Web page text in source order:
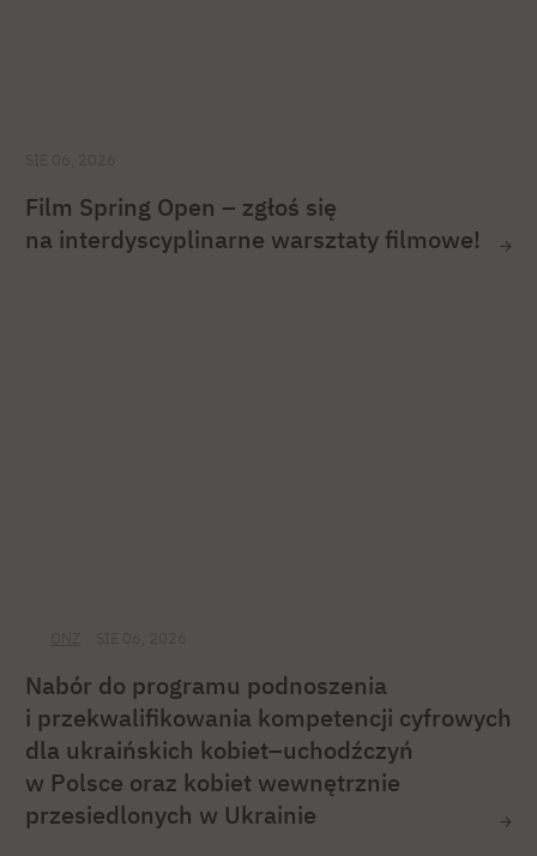
Film Spring Open – zgłoś się
na interdyscyplinarne warsztaty filmowe!
Nabór do programu podnoszenia
i przekwalifikowania kompetencji cyfrowych
dla ukraińskich kobiet–uchodźczyń
w Polsce oraz kobiet wewnętrznie
przesiedlonych w Ukrainie